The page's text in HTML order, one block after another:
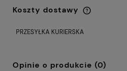
Koszty dostawy
Cena nie zawiera
PRZESYŁKA KURIERSKA
Opinie o produkcie (0)